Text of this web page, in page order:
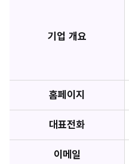
기업 개요
홈페이지
대표전화
이메일